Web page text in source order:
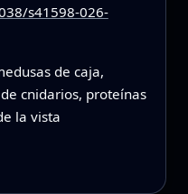
s41598-026-
de caja,
cnidarios, proteínas
la vista